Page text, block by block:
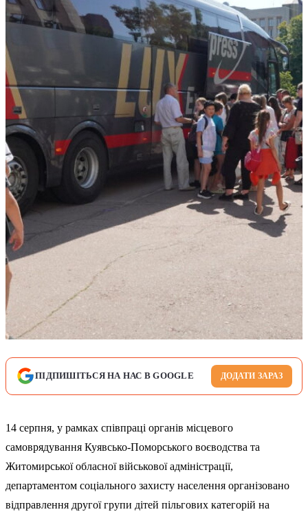
ПІДПИШІТЬСЯ НА НАС В GOOGLE ДОДАТИ ЗАРАЗ
14 серпня, у рамках співпраці органів місцевого
самоврядування Куявсько-Поморського воєводства та
Житомирської обласної військової адміністрації,
департаментом соціального захисту населення організовано
відправлення другої групи дітей пільгових категорій на